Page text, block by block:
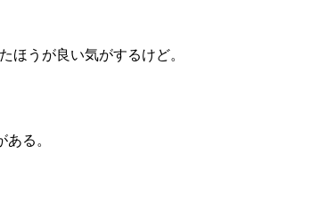
ほうが良い気がするけど。
ある。